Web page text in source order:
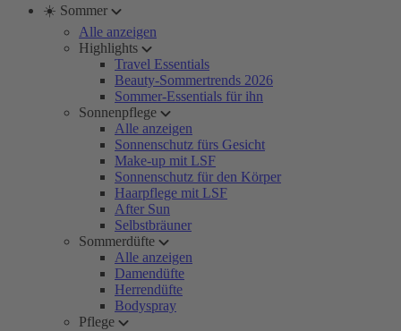
☀️ Sommer
Alle anzeigen
Highlights
Travel Essentials
Beauty-Sommertrends 2026
Sommer-Essentials für ihn
Sonnenpflege
Alle anzeigen
Sonnenschutz fürs Gesicht
Make-up mit LSF
Sonnenschutz für den Körper
Haarpflege mit LSF
After Sun
Selbstbräuner
Sommerdüfte
Alle anzeigen
Damendüfte
Herrendüfte
Bodyspray
Pflege